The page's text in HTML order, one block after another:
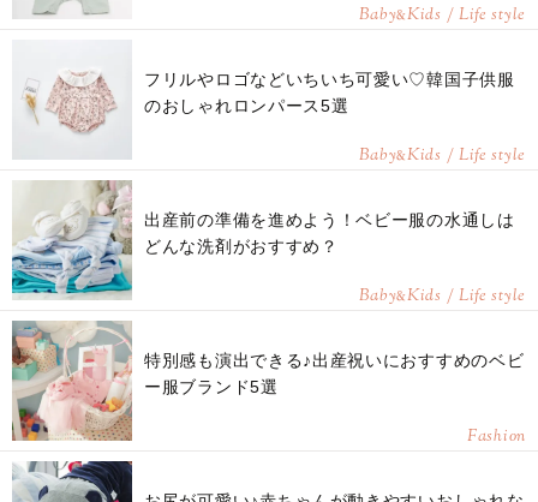
Baby&Kids / Life style
フリルやロゴなどいちいち可愛い♡韓国子供服
のおしゃれロンパース5選
Baby&Kids / Life style
出産前の準備を進めよう！ベビー服の水通しは
どんな洗剤がおすすめ？
Baby&Kids / Life style
特別感も演出できる♪出産祝いにおすすめのベビ
ー服ブランド5選
Fashion